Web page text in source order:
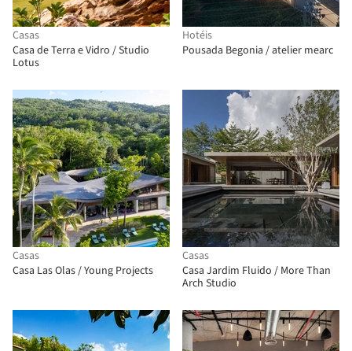
Casas
Casa de Terra e Vidro / Studio
Lotus
Hotéis
Pousada Begonia / atelier mearc
Casas
Casa Las Olas / Young Projects
Casas
Casa Jardim Fluido / More Than
Arch Studio